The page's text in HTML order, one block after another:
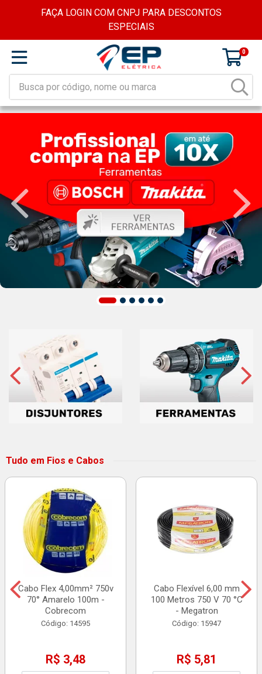
FAÇA LOGIN COM CNPJ PARA DESCONTOS
ESPECIAIS
0
Tudo em Fios e Cabos
Cabo Flex 4,00mm² 750v
70° Amarelo 100m -
Cobrecom
Código: 14595
R$ 3,48
Cabo Flexível 6,00 mm
100 Metros 750 V 70 °C
- Megatron
Código: 15947
R$ 5,81